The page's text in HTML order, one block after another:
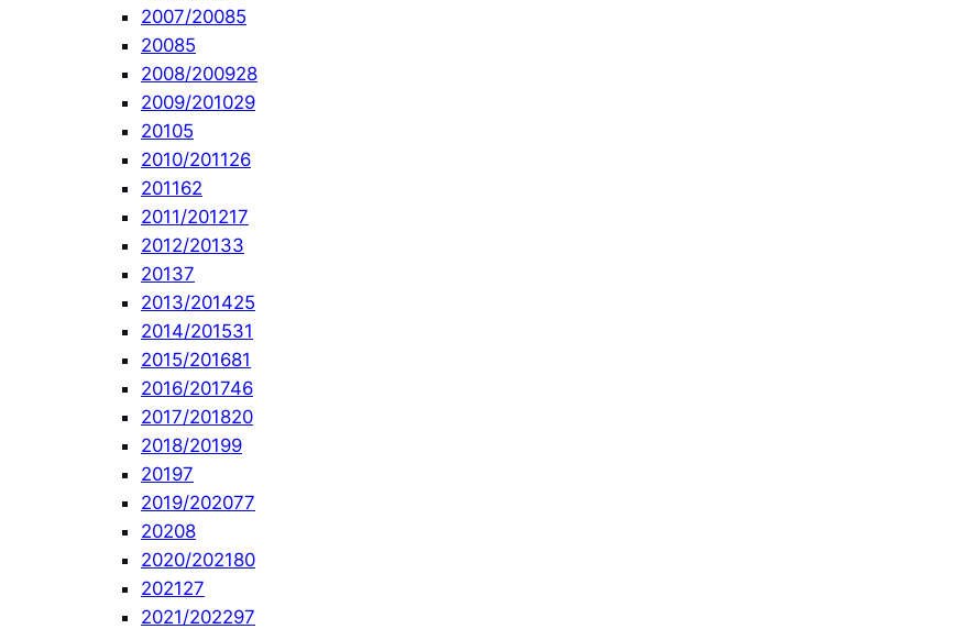
2007/20085
20085
2008/200928
2009/201029
20105
2010/201126
201162
2011/201217
2012/20133
20137
2013/201425
2014/201531
2015/201681
2016/201746
2017/201820
2018/20199
20197
2019/202077
20208
2020/202180
202127
2021/202297